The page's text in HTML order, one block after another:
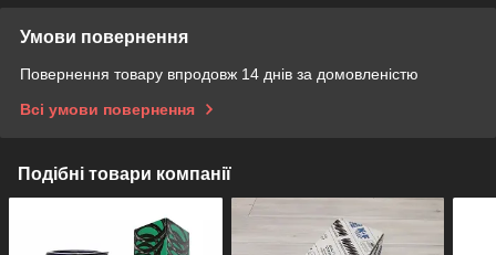
Умови повернення
Повернення товару впродовж 14 днів за домовленістю
Всі умови повернення
Подібні товари компанії